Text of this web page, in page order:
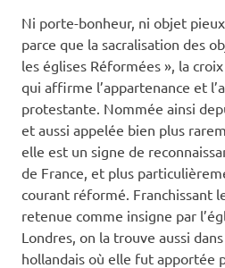
et
Tain
l'Hermitage
Ni porte-bonheur, ni objet
parce que la sacralisation des
les églises Réformées », la
qui affirme l’appartenance et
protestante. Nommée ainsi
et aussi appelée bien plus
elle est un signe de
de France, et plus
courant réformé. Franchissant
retenue comme insigne par
Londres, on la trouve aussi
hollandais où elle fut apportée